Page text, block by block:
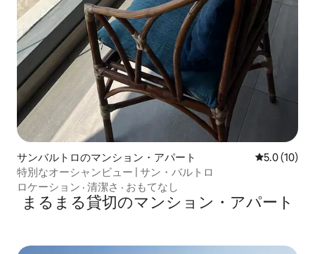
サンバルトロのマンション・アパート レビュー10
5.0 (10)
特別なオーシャンビュー | サン・バルトロ
ロケーション · 清潔さ · おもてなし
まるまる貸切のマンション・アパート